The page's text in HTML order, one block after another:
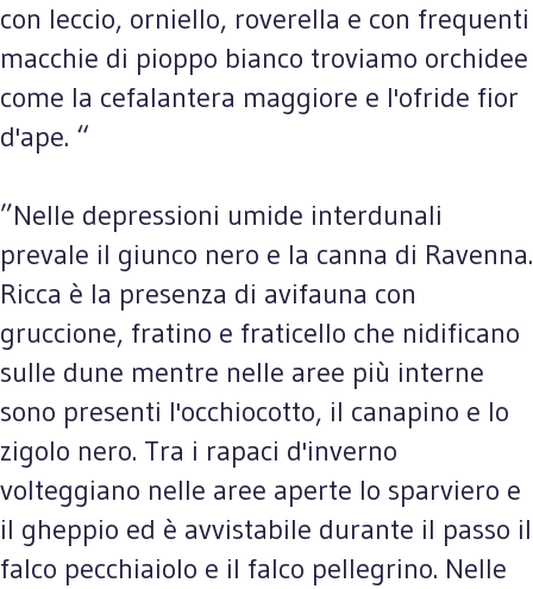
con leccio, orniello, roverella e con frequenti
macchie di pioppo bianco troviamo orchidee
come la cefalantera maggiore e l'ofride fior
d'ape. “
”Nelle depressioni umide interdunali
prevale il giunco nero e la canna di Ravenna.
Ricca è la presenza di avifauna con
gruccione, fratino e fraticello che nidificano
sulle dune mentre nelle aree più interne
sono presenti l'occhiocotto, il canapino e lo
zigolo nero. Tra i rapaci d'inverno
volteggiano nelle aree aperte lo sparviero e
il gheppio ed è avvistabile durante il passo il
falco pecchiaiolo e il falco pellegrino. Nelle